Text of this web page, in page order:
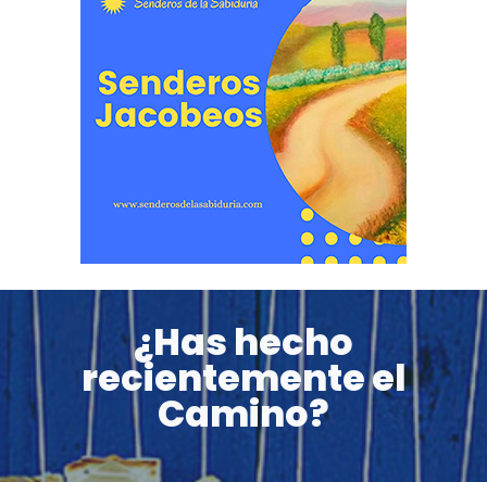
¿Has hecho
recientemente el
Camino?